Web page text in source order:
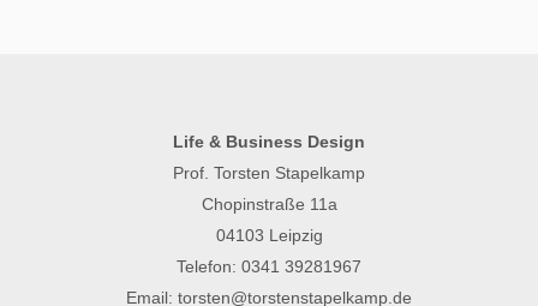
Life & Business Design
Prof. Torsten Stapelkamp
Chopinstraße 11a
04103 Leipzig
Telefon: 0341 39281967
Email: torsten@torstenstapelkamp.de